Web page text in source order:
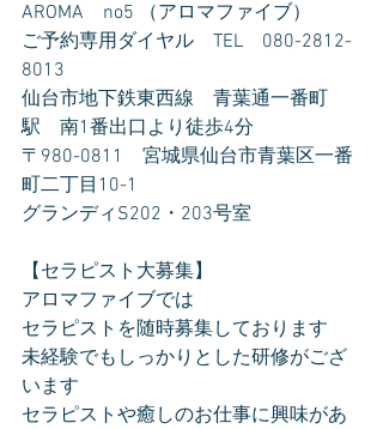
AROMA　no5 （アロマファイブ）
ご予約専用ダイヤル　TEL　080-2812-
8013
仙台市地下鉄東西線　青葉通一番町
駅　南1番出口より徒歩4分
〒980-0811　宮城県仙台市青葉区一番
町二丁目10-1
グランディS202・203号室
【セラピスト大募集】
アロマファイブでは
セラピストを随時募集しております
未経験でもしっかりとした研修がござ
います
セラピストや癒しのお仕事に興味があ